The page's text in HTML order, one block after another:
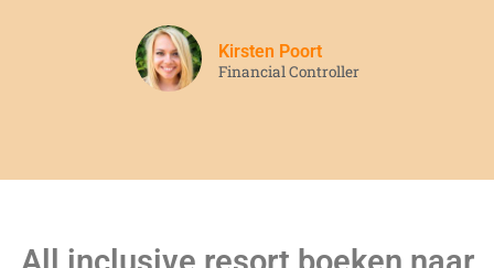
Kirsten Poort
Financial Controller